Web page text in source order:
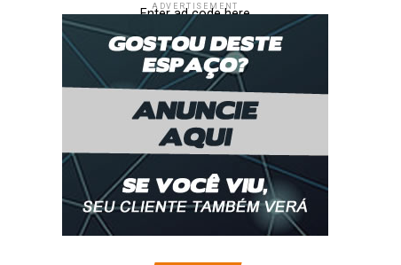
ADVERTISEMENT
Enter ad code here